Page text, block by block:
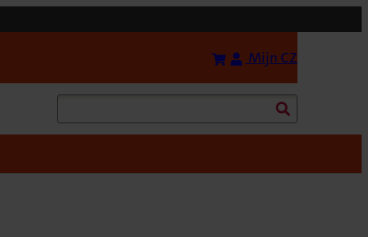
Bereken uw premie
Mijn CZ